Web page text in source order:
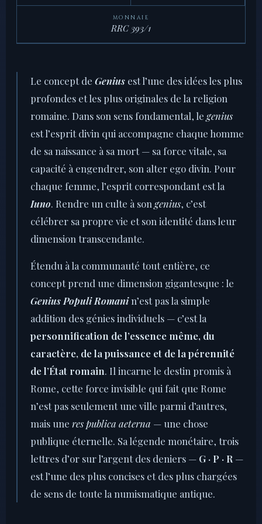
MONNAIE
RRC 393/1
Le concept de Genius est l’une des idées les plus
profondes et les plus originales de la religion
romaine. Dans son sens fondamental, le genius
est l’esprit divin qui accompagne chaque homme
de sa naissance à sa mort — sa force vitale, sa
capacité à engendrer, son alter ego divin. Pour
chaque femme, l’esprit correspondant est la
Iuno. Rendre un culte à son genius, c’est
célébrer sa propre vie et son identité dans leur
dimension transcendante.
Étendu à la communauté tout entière, ce
concept prend une dimension gigantesque : le
Genius Populi Romanin’est pas la simple
addition des génies individuels — c’est la
personnification de l’essence même, du
caractère, de la puissance et de la pérennité
de l’État romain. Il incarne le destin promis à
Rome, cette force invisible qui fait que Rome
n’est pas seulement une ville parmi d’autres,
mais une res publica aeterna — une chose
publique éternelle. Sa légende monétaire, trois
lettres d’or sur l’argent des deniers — G · P · R —
est l’une des plus concises et des plus chargées
de sens de toute la numismatique antique.